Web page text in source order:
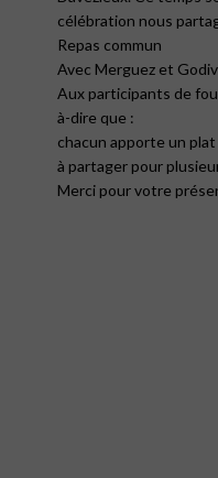
célébration nous
Repas commun
Avec Merguez et
Aux participants de
à-dire que :
chacun apporte un
à partager pour
Merci pour votre